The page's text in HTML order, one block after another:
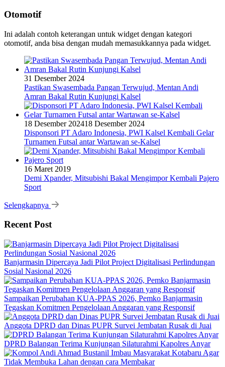
Otomotif
Ini adalah contoh keterangan untuk widget dengan kategori
otomotif, anda bisa dengan mudah memasukkannya pada widget.
31 Desember 2024
Pastikan Swasembada Pangan Terwujud, Mentan Andi
Amran Bakal Rutin Kunjungi Kalsel
18 Desember 202418 Desember 2024
Disponsori PT Adaro Indonesia, PWI Kalsel Kembali Gelar
Turnamen Futsal antar Wartawan se-Kalsel
16 Maret 2019
Demi Xpander, Mitsubishi Bakal Mengimpor Kembali Pajero
Sport
Selengkapnya
Recent Post
Banjarmasin Dipercaya Jadi Pilot Project Digitalisasi Perlindungan
Sosial Nasional 2026
Sampaikan Perubahan KUA-PPAS 2026, Pemko Banjarmasin
Tegaskan Komitmen Pengelolaan Anggaran yang Responsif
Anggota DPRD dan Dinas PUPR Survei Jembatan Rusak di Juai
DPRD Balangan Terima Kunjungan Silaturahmi Kapolres Anyar